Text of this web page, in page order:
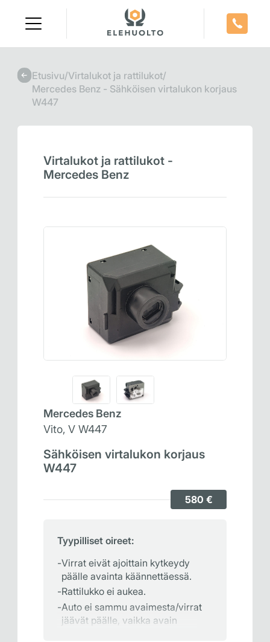
content
Etusivu/Virtalukot ja rattilukot/
Mercedes Benz - Sähköisen virtalukon korjaus
W447
Virtalukot ja rattilukot -
Mercedes Benz
Mercedes Benz
Vito, V W447
Sähköisen virtalukon korjaus
W447
580 €
Tyypilliset oireet:
Virrat eivät ajoittain kytkeydy
päälle avainta käännettäessä.
Rattilukko ei aukea.
Auto ei sammu avaimesta/virrat
jäävät päälle, vaikka avain